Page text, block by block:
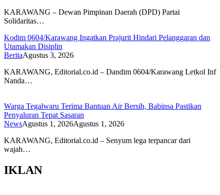
KARAWANG – Dewan Pimpinan Daerah (DPD) Partai
Solidaritas…
Kodim 0604/Karawang Ingatkan Prajurit Hindari Pelanggaran dan
Utamakan Disiplin
BeritaAgustus 3, 2026
KARAWANG, Editorial.co.id – Dandim 0604/Karawang Letkol Inf
Nanda…
Warga Tegalwaru Terima Bantuan Air Bersih, Babinsa Pastikan
Penyaluran Tepat Sasaran
NewsAgustus 1, 2026Agustus 1, 2026
KARAWANG, Editorial.co.id – Senyum lega terpancar dari
wajah…
IKLAN